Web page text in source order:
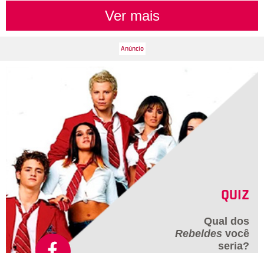
Ver mais
QUIZ
Qual dos
Rebeldes você
seria?